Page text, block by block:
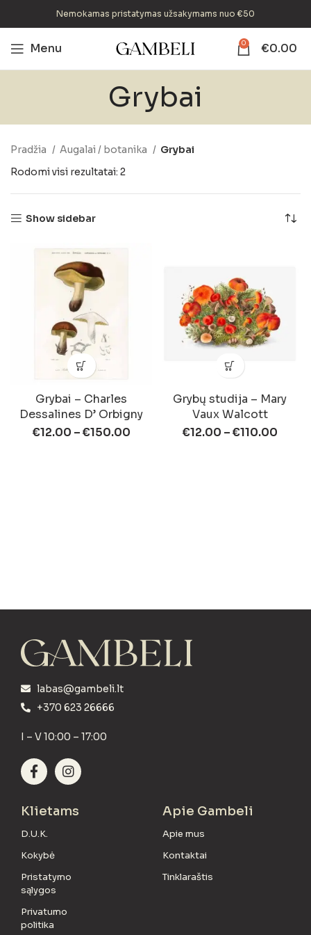
Nemokamas pristatymas užsakymams nuo €50
Menu 0 €0.00
Grybai
Pradžia Augalai / botanika
Grybai
Rodomi visi rezultatai: 2
Show sidebar
Grybai – Charles
Dessalines D’ Orbigny
€12.00 –€150.00
Grybų studija – Mary
Vaux Walcott
€12.00 –€110.00
labas@gambeli.lt
+370 623 26666
I – V 10:00 – 17:00
Klietams
D.U.K.
Kokybė
Pristatymo
sąlygos
Privatumo
politika
Apie Gambeli
Apie mus
Kontaktai
Tinklaraštis